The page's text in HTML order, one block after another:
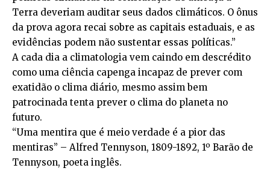
Terra deveriam auditar seus dados climáticos. O ônus
da prova agora recai sobre as capitais estaduais, e as
evidências podem não sustentar essas políticas.”
A cada dia a climatologia vem caindo em descrédito
como uma ciência capenga incapaz de prever com
exatidão o clima diário, mesmo assim bem
patrocinada tenta prever o clima do planeta no
futuro.
“Uma mentira que é meio verdade é a pior das
mentiras” – Alfred Tennyson, 1809-1892, 1º Barão de
Tennyson, poeta inglês.